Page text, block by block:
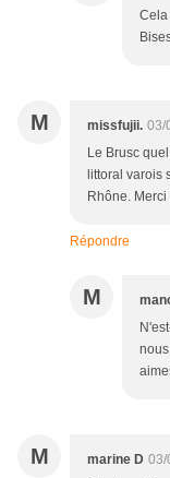
Cela
M missfujii. 03/
Le Brusc
littoral varois
Rhône.
Répondre
M
M marine D 03/